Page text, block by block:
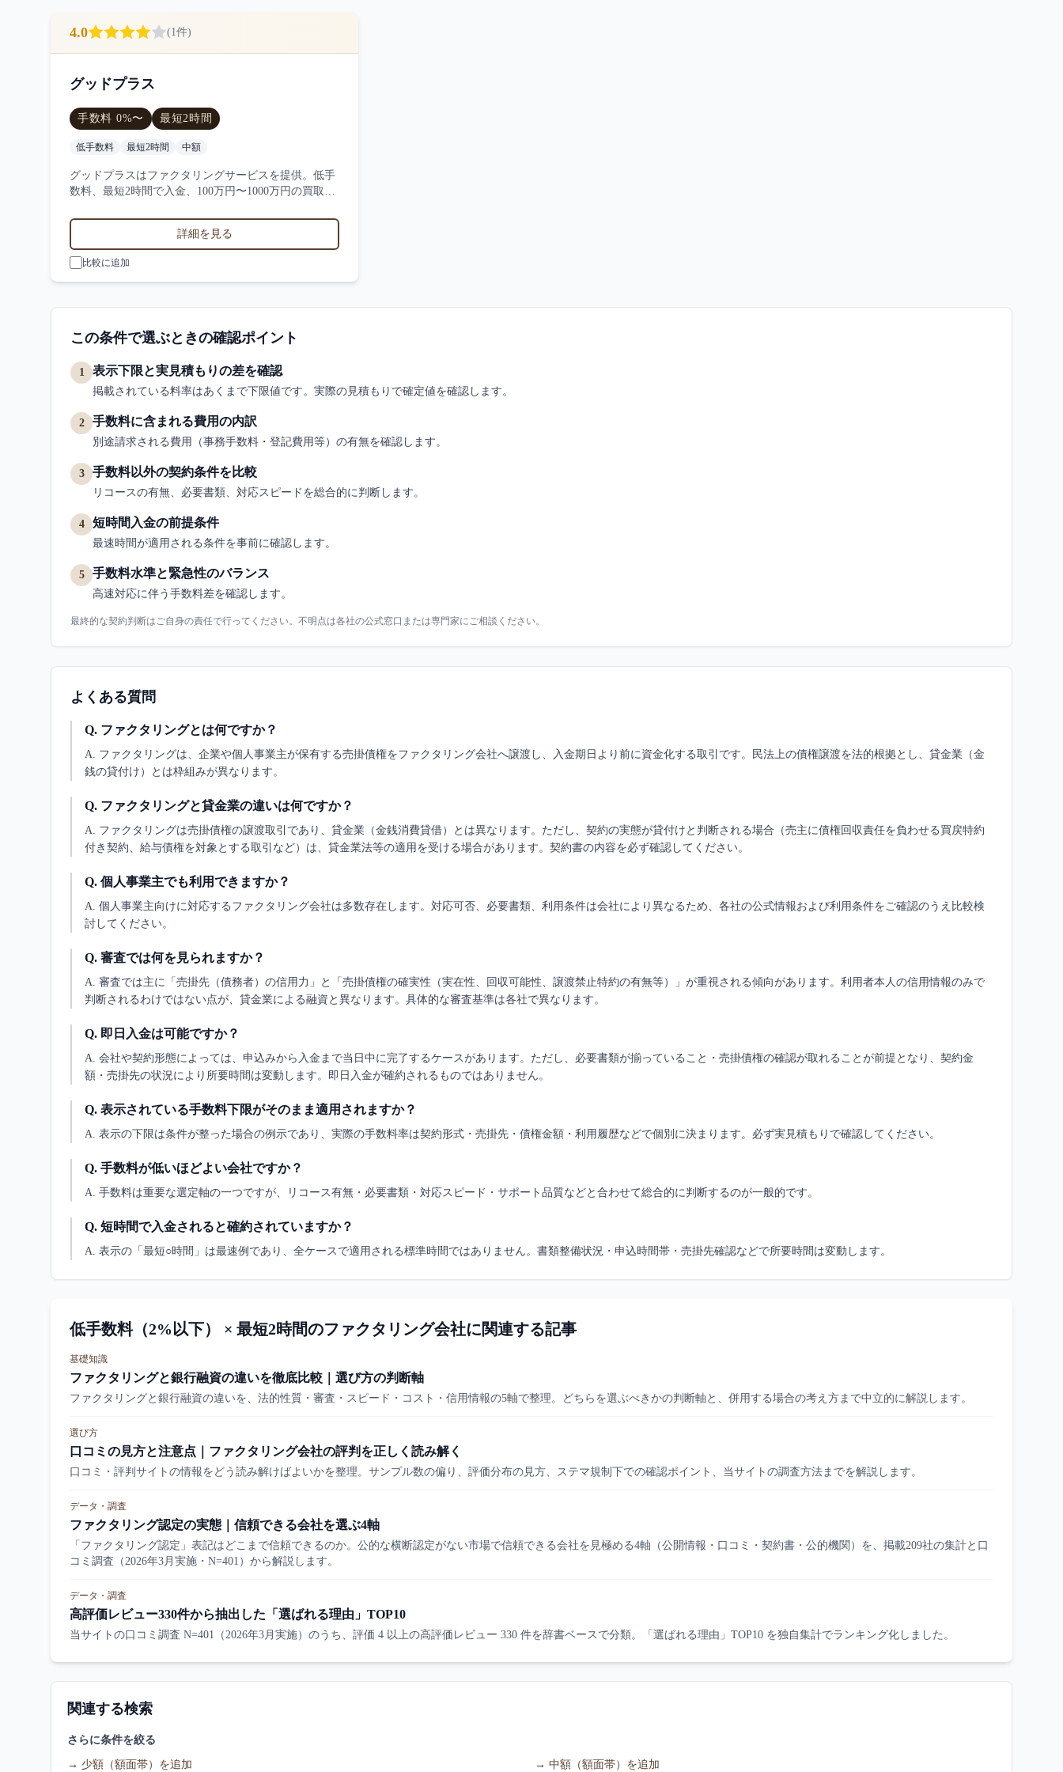
4.0 (1件)
グッドプラス
手数料 0%〜 最短2時間
低手数料 最短2時間 中額
グッドプラスはファクタリングサービスを提供。低手
数料、最短2時間で入金、100万円〜1000万円の買取に
件の口コミ・評判からグッドプラスの特徴を比較でき
詳細を見る
比較に追加
この条件で選ぶときの確認ポイント
1 表示下限と実見積もりの差を確認
掲載されている料率はあくまで下限値です。実際の見積もりで確定値を確認します。
2 手数料に含まれる費用の内訳
別途請求される費用（事務手数料・登記費用等）の有無を確認します。
3 手数料以外の契約条件を比較
リコースの有無、必要書類、対応スピードを総合的に判断します。
4 短時間入金の前提条件
最速時間が適用される条件を事前に確認します。
5 手数料水準と緊急性のバランス
高速対応に伴う手数料差を確認します。
最終的な契約判断はご自身の責任で行ってください。不明点は各社の公式窓口または専門家にご相談ください。
よくある質問
Q. ファクタリングとは何ですか？
A. ファクタリングは、企業や個人事業主が保有する売掛債権をファクタリング会社へ譲渡し、入金期日より前に資金化する取引です。民法上の債権譲渡を法的根拠とし、貸金業（金
銭の貸付け）とは枠組みが異なります。
Q. ファクタリングと貸金業の違いは何ですか？
A. ファクタリングは売掛債権の譲渡取引であり、貸金業（金銭消費貸借）とは異なります。ただし、契約の実態が貸付けと判断される場合（売主に債権回収責任を負わせる買戻特約
付き契約、給与債権を対象とする取引など）は、貸金業法等の適用を受ける場合があります。契約書の内容を必ず確認してください。
Q. 個人事業主でも利用できますか？
A. 個人事業主向けに対応するファクタリング会社は多数存在します。対応可否、必要書類、利用条件は会社により異なるため、各社の公式情報および利用条件をご確認のうえ比較検
討してください。
Q. 審査では何を見られますか？
A. 審査では主に「売掛先（債務者）の信用力」と「売掛債権の確実性（実在性、回収可能性、譲渡禁止特約の有無等）」が重視される傾向があります。利用者本人の信用情報のみで
判断されるわけではない点が、貸金業による融資と異なります。具体的な審査基準は各社で異なります。
Q. 即日入金は可能ですか？
A. 会社や契約形態によっては、申込みから入金まで当日中に完了するケースがあります。ただし、必要書類が揃っていること・売掛債権の確認が取れることが前提となり、契約金
額・売掛先の状況により所要時間は変動します。即日入金が確約されるものではありません。
Q. 表示されている手数料下限がそのまま適用されますか？
A. 表示の下限は条件が整った場合の例示であり、実際の手数料率は契約形式・売掛先・債権金額・利用履歴などで個別に決まります。必ず実見積もりで確認してください。
Q. 手数料が低いほどよい会社ですか？
A. 手数料は重要な選定軸の一つですが、リコース有無・必要書類・対応スピード・サポート品質などと合わせて総合的に判断するのが一般的です。
Q. 短時間で入金されると確約されていますか？
A. 表示の「最短○時間」は最速例であり、全ケースで適用される標準時間ではありません。書類整備状況・申込時間帯・売掛先確認などで所要時間は変動します。
低手数料（2%以下） × 最短2時間のファクタリング会社に関連する記事
基礎知識
ファクタリングと銀行融資の違いを徹底比較｜選び方の判断軸
ファクタリングと銀行融資の違いを、法的性質・審査・スピード・コスト・信用情報の5軸で整理。どちらを選ぶべきかの判断軸と、併用する場合の考え方まで中立的に解説します。
選び方
口コミの見方と注意点｜ファクタリング会社の評判を正しく読み解く
口コミ・評判サイトの情報をどう読み解けばよいかを整理。サンプル数の偏り、評価分布の見方、ステマ規制下での確認ポイント、当サイトの調査方法までを解説します。
データ・調査
ファクタリング認定の実態｜信頼できる会社を選ぶ4軸
「ファクタリング認定」表記はどこまで信頼できるのか。公的な横断認定がない市場で信頼できる会社を見極める4軸（公開情報・口コミ・契約書・公的機関）を、掲載209社の集計と口
コミ調査（2026年3月実施・N=401）から解説します。
データ・調査
高評価レビュー330件から抽出した「選ばれる理由」TOP10
当サイトの口コミ調査 N=401（2026年3月実施）のうち、評価 4 以上の高評価レビュー 330 件を辞書ベースで分類。「選ばれる理由」TOP10 を独自集計でランキング化しました。
関連する検索
さらに条件を絞る
→ 少額（額面帯）を追加 → 中額（額面帯）を追加